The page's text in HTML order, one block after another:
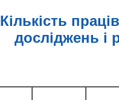
Кількість
досліджень і